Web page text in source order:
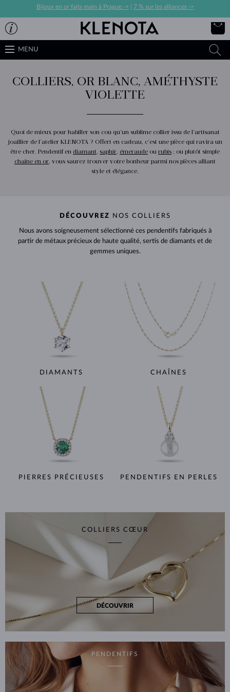
Bijoux en or faits main à Prague -> 7 % sur les alliances ->
MENU
COLLIERS, OR BLANC, AMÉTHYSTE
VIOLETTE
Quoi de mieux pour habiller son cou qu’un sublime collier issu de l’artisanat
joaillier de l’atelier KLENOTA ? Offert en cadeau, c’est une pièce qui ravira un
être cher. Pendentif en diamant, saphir, émeraude ou rubis ; ou plutôt simple
chaîne en or, vous saurez trouver votre bonheur parmi nos pièces alliant
style et élégance.
DÉCOUVREZ NOS COLLIERS
Nous avons soigneusement sélectionné ces pendentifs fabriqués à
partir de métaux précieux de haute qualité, sertis de diamants et de
gemmes uniques.
DIAMANTS CHAÎNES
PIERRES PRÉCIEUSES PENDENTIFS EN PERLES
COLLIERS CŒUR
DÉCOUVRIR
PENDENTIFS